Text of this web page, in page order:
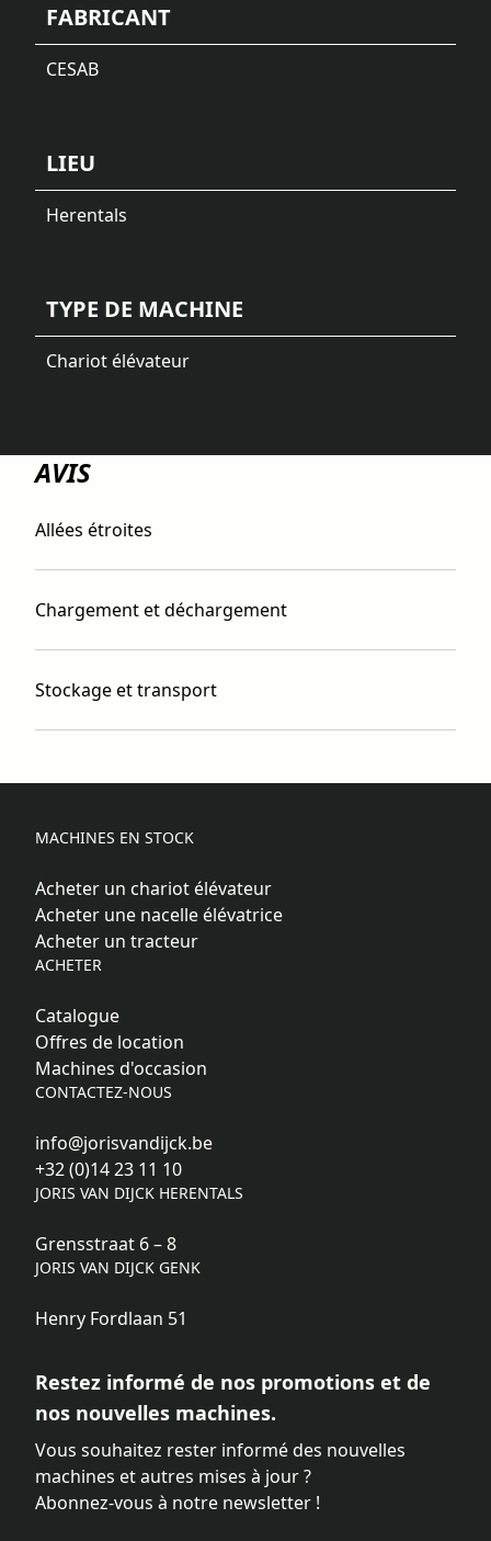
FABRICANT
CESAB
LIEU
Herentals
TYPE DE MACHINE
Chariot élévateur
AVIS
Allées étroites
Chargement et déchargement
Stockage et transport
MACHINES EN STOCK
Acheter un chariot élévateur
Acheter une nacelle élévatrice
Acheter un tracteur
ACHETER
Catalogue
Offres de location
Machines d'occasion
CONTACTEZ-NOUS
info@jorisvandijck.be
+32 (0)14 23 11 10
JORIS VAN DIJCK HERENTALS
Grensstraat 6 – 8
JORIS VAN DIJCK GENK
Henry Fordlaan 51
Restez informé de nos promotions et de
nos nouvelles machines.
Vous souhaitez rester informé des nouvelles
machines et autres mises à jour ?
Abonnez-vous à notre newsletter !